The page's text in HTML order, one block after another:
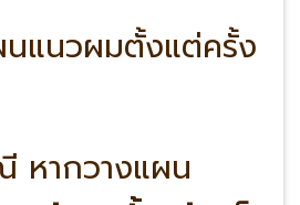
นแนวผมตั้งแต่ครั้ง
หากวางแผน